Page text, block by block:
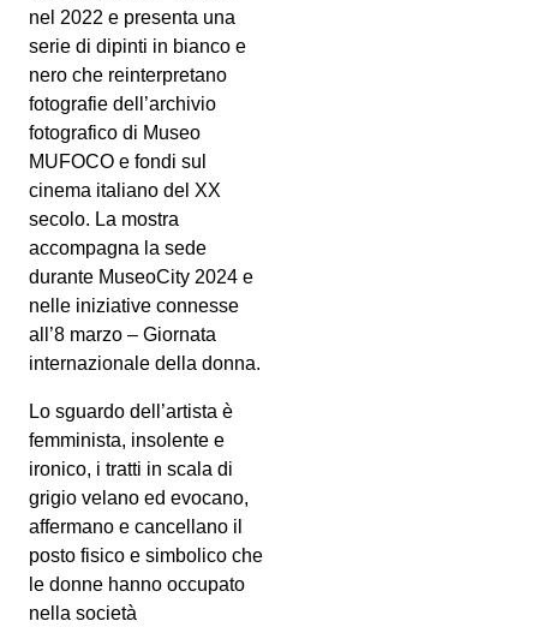
nel 2022 e presenta una
serie di dipinti in bianco e
nero che reinterpretano
fotografie dell’archivio
fotografico di Museo
MUFOCO e fondi sul
cinema italiano del XX
secolo. La mostra
accompagna la sede
durante MuseoCity 2024 e
nelle iniziative connesse
all’8 marzo – Giornata
internazionale della donna.
Lo sguardo dell’artista è
femminista, insolente e
ironico, i tratti in scala di
grigio velano ed evocano,
affermano e cancellano il
posto fisico e simbolico che
le donne hanno occupato
nella società